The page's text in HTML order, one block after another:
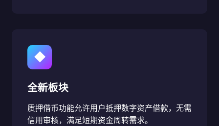
◆
全新板块
质押借币功能允许用户抵押数字资产借款，无需
信用审核，满足短期资金周转需求。